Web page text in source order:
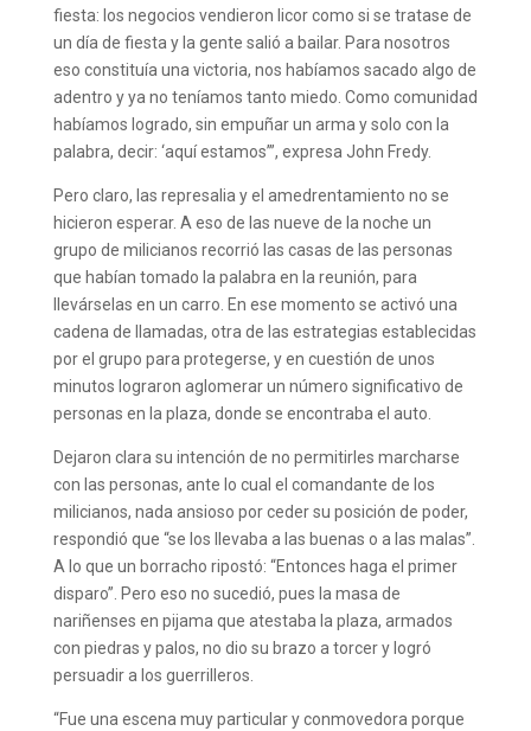
fiesta: los negocios vendieron licor como si se tratase de
un día de fiesta y la gente salió a bailar. Para nosotros
eso constituía una victoria, nos habíamos sacado algo de
adentro y ya no teníamos tanto miedo. Como comunidad
habíamos logrado, sin empuñar un arma y solo con la
palabra, decir: ‘aquí estamos’”, expresa John Fredy.
Pero claro, las represalia y el amedrentamiento no se
hicieron esperar. A eso de las nueve de la noche un
grupo de milicianos recorrió las casas de las personas
que habían tomado la palabra en la reunión, para
llevárselas en un carro. En ese momento se activó una
cadena de llamadas, otra de las estrategias establecidas
por el grupo para protegerse, y en cuestión de unos
minutos lograron aglomerar un número significativo de
personas en la plaza, donde se encontraba el auto.
Dejaron clara su intención de no permitirles marcharse
con las personas, ante lo cual el comandante de los
milicianos, nada ansioso por ceder su posición de poder,
respondió que “se los llevaba a las buenas o a las malas”.
A lo que un borracho ripostó: “Entonces haga el primer
disparo”. Pero eso no sucedió, pues la masa de
nariñenses en pijama que atestaba la plaza, armados
con piedras y palos, no dio su brazo a torcer y logró
persuadir a los guerrilleros.
“Fue una escena muy particular y conmovedora porque